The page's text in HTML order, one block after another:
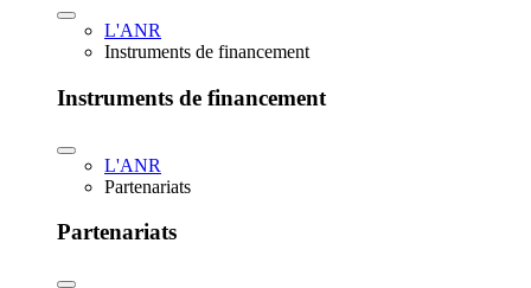
L'ANR
Instruments de financement
Instruments de financement
L'ANR
Partenariats
Partenariats